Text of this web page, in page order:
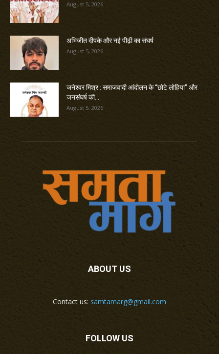
August 5, 2026
अभिजीत दीपके और नई पीढ़ी का संघर्ष
August 5, 2026
जनेश्वर मिश्र : समाजवादी आंदोलन के “छोटे लोहिया” और
जनसंघर्ष की...
August 5, 2026
ABOUT US
Contact us: samtamarg@gmail.com
FOLLOW US